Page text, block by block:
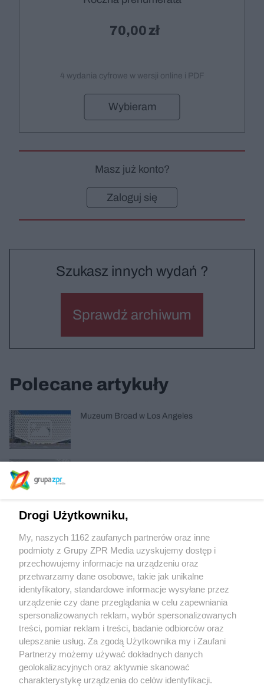
70,00
4 wydania cyfrowe w wersji online i PDF
Wybieram
Masz już konto?
Zaloguj się
Szukasz innych wydań ?
Sprawdź archiwum
Polecane artykuły
Muzeum Broad w Los Angeles
Zakład spalania śmieci w Krakowie
Architektura postmodernizmu 50 lat na fali
Żaden utwór zamieszczony w serwisie nie może być powielany i
rozpowszechniany lub dalej rozpowszechniany w jakikolwiek sposób (w tym
Drogi Użytkowniku,
My, naszych 1162 zaufanych partnerów oraz inne
podmioty z Grupy ZPR Media uzyskujemy dostęp i
przechowujemy informacje na urządzeniu oraz
przetwarzamy dane osobowe, takie jak unikalne
identyfikatory, standardowe informacje wysyłane przez
urządzenie czy dane przeglądania w celu zapewniania
spersonalizowanych reklam, wybór spersonalizowanych
treści, pomiar reklam i treści, badanie odbiorców oraz
ulepszanie usług. Za zgodą Użytkownika my i Zaufani
Partnerzy możemy używać dokładnych danych
geolokalizacyjnych oraz aktywnie skanować
charakterystykę urządzenia do celów identyfikacji.